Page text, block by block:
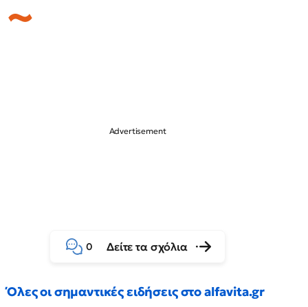
0 Δείτε τα σχόλια
Όλες οι σημαντικές ειδήσεις στο alfavita.gr